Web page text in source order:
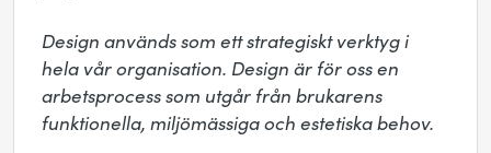
Design används som ett strategiskt verktyg i
hela vår organisation. Design är för oss en
arbetsprocess som utgår från brukarens
funktionella, miljömässiga och estetiska behov.